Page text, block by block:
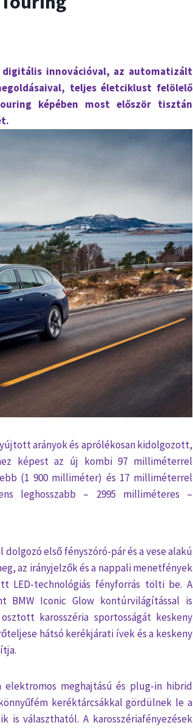
digitális innovációval, az automatizált
teljes életciklust felölelő
képében most először tisztán
arányok és aprólékosan kidolgozott,
képest az új kombi 97 milliméterrel
(1 900 milliméter) és 17 milliméterrel
leghosszabb – 2995 milliméteres –
első fényszóró-pár és a vese alakú
az irányjelzők és a nappali menetfények
LED-technológiás fényforrás tölti be. A
BMW Iconic Glow kontúrvilágítással is
karosszéria sportosságát keskeny
hátsó kerékjárati ívek és a keskeny
meghajtású és plug-in hibrid
keréktárcsákkal gördülnek le a
választhatól. A karosszériafényezések